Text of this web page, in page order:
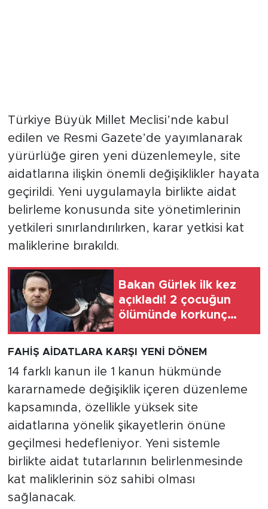
Türkiye Büyük Millet Meclisi’nde kabul
edilen ve Resmi Gazete’de yayımlanarak
yürürlüğe giren yeni düzenlemeyle, site
aidatlarına ilişkin önemli değişiklikler hayata
geçirildi. Yeni uygulamayla birlikte aidat
belirleme konusunda site yönetimlerinin
yetkileri sınırlandırılırken, karar yetkisi kat
maliklerine bırakıldı.
Bakan Gürlek ilk kez
açıkladı! 2 çocuğun
ölümünde korkunç
FAHİŞ AİDATLARA KARŞI YENİ DÖNEM
14 farklı kanun ile 1 kanun hükmünde
kararnamede değişiklik içeren düzenleme
kapsamında, özellikle yüksek site
aidatlarına yönelik şikayetlerin önüne
geçilmesi hedefleniyor. Yeni sistemle
birlikte aidat tutarlarının belirlenmesinde
kat maliklerinin söz sahibi olması
sağlanacak.